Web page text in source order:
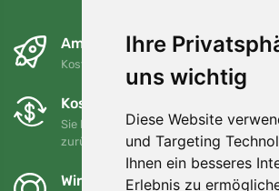
Ihre
uns wichtig
Diese Website
und Targeting
Ihnen ein besseres
Erlebnis zu
Am nächsten Tag und
Kostenloser Versand für Bestellungen
Kostenloser Umtausch und
Sie können Ihre Bestellung jederzeit
zurückgeben oder umtauschen.
Wir unterstützen Trees.org